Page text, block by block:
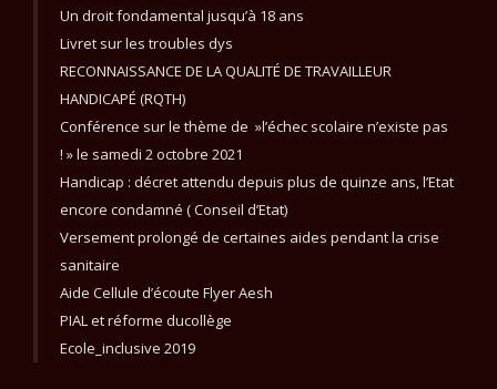
Un droit fondamental jusqu’à 18 ans
Livret sur les troubles dys
RECONNAISSANCE DE LA QUALITÉ DE TRAVAILLEUR
HANDICAPÉ (RQTH)
Conférence sur le thème de »l’échec scolaire n’existe pas
! » le samedi 2 octobre 2021
Handicap : décret attendu depuis plus de quinze ans, l’Etat
encore condamné ( Conseil d’Etat)
Versement prolongé de certaines aides pendant la crise
sanitaire
Aide Cellule d’écoute Flyer Aesh
PIAL et réforme ducollège
Ecole_inclusive 2019